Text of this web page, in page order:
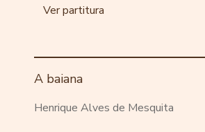
Ver partitura
A baiana
Henrique Alves de Mesquita